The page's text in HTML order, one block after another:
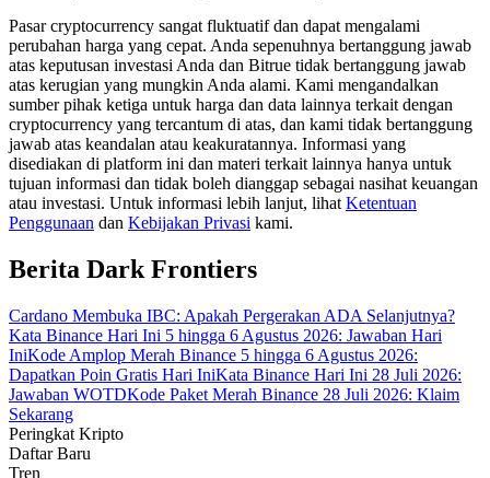
Memandu
Panduan Pemula Berjangka
Pelajari cara untuk tetap menghasilkan keuntungan
Pasar cryptocurrency sangat fluktuatif dan dapat mengalami
perubahan harga yang cepat. Anda sepenuhnya bertanggung jawab
atas keputusan investasi Anda dan Bitrue tidak bertanggung jawab
atas kerugian yang mungkin Anda alami. Kami mengandalkan
sumber pihak ketiga untuk harga dan data lainnya terkait dengan
cryptocurrency yang tercantum di atas, dan kami tidak bertanggung
jawab atas keandalan atau keakuratannya. Informasi yang
disediakan di platform ini dan materi terkait lainnya hanya untuk
tujuan informasi dan tidak boleh dianggap sebagai nasihat keuangan
atau investasi. Untuk informasi lebih lanjut, lihat Ketentuan
Penggunaan dan Kebijakan Privasi kami.
Berita Dark Frontiers
Cardano Membuka IBC: Apakah Pergerakan ADA Selanjutnya?
Kata Binance Hari Ini 5 hingga 6 Agustus 2026: Jawaban Hari
IniKode Amplop Merah Binance 5 hingga 6 Agustus 2026:
Dapatkan Poin Gratis Hari IniKata Binance Hari Ini 28 Juli 2026:
Jawaban WOTDKode Paket Merah Binance 28 Juli 2026: Klaim
Sekarang
Peringkat Kripto
Daftar Baru
Tren